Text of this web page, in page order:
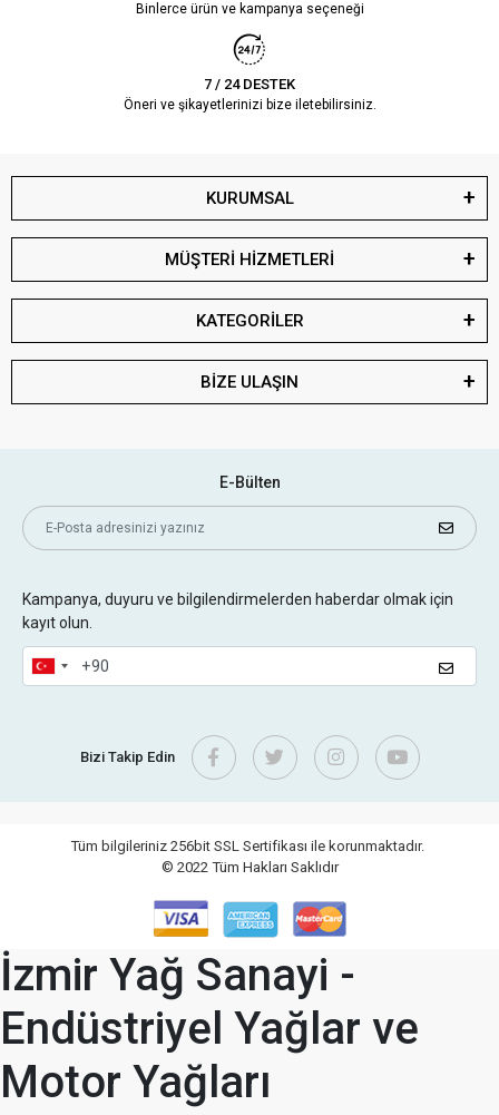
Binlerce ürün ve kampanya seçeneği
7 / 24 DESTEK
Öneri ve şikayetlerinizi bize iletebilirsiniz.
KURUMSAL
MÜŞTERİ HİZMETLERİ
KATEGORİLER
BİZE ULAŞIN
E-Bülten
Kampanya, duyuru ve bilgilendirmelerden haberdar olmak için
kayıt olun.
Bizi Takip Edin
Tüm bilgileriniz 256bit SSL Sertifikası ile korunmaktadır.
© 2022 Tüm Hakları Saklıdır
İzmir Yağ Sanayi -
Endüstriyel Yağlar ve
Motor Yağları